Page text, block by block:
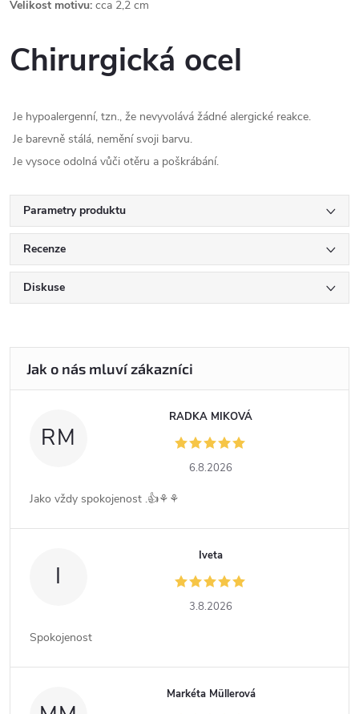
Velikost motivu: cca 2,2 cm
Chirurgická ocel
Je hypoalergenní, tzn., že nevyvolává žádné alergické reakce.
Je barevně stálá, nemění svoji barvu.
Je vysoce odolná vůči otěru a poškrábání.
Parametry produktu
Recenze
Diskuse
RM
RADKA MIKOVÁ
6.8.2026
Jako vždy spokojenost .👍⚘️⚘️
I
Iveta
3.8.2026
Spokojenost
Markéta Müllerová